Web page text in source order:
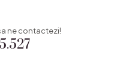
ne contactezi!